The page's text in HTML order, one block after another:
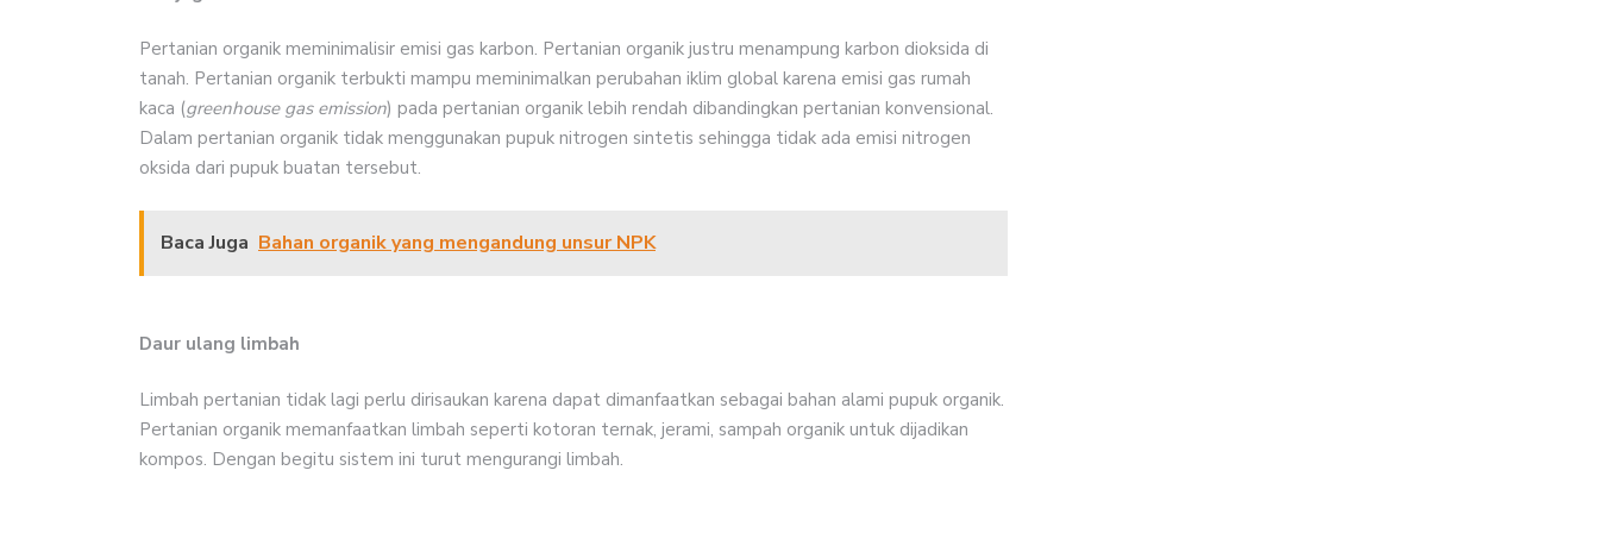
Pertanian organik meminimalisir emisi gas karbon. Pertanian organik justru menampung karbon dioksida di
tanah. Pertanian organik terbukti mampu meminimalkan perubahan iklim global karena emisi gas rumah
kaca (greenhouse gas emission) pada pertanian organik lebih rendah dibandingkan pertanian konvensional.
Dalam pertanian organik tidak menggunakan pupuk nitrogen sintetis sehingga tidak ada emisi nitrogen
oksida dari pupuk buatan tersebut.
Baca Juga Bahan organik yang mengandung unsur NPK
Daur ulang limbah
Limbah pertanian tidak lagi perlu dirisaukan karena dapat dimanfaatkan sebagai bahan alami pupuk organik.
Pertanian organik memanfaatkan limbah seperti kotoran ternak, jerami, sampah organik untuk dijadikan
kompos. Dengan begitu sistem ini turut mengurangi limbah.